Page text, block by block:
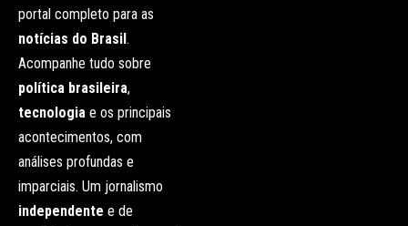
portal completo para as
notícias do Brasil .
Acompanhe tudo sobre
política brasileira,
tecnologia e os principais
acontecimentos, com
análises profundas e
imparciais. Um jornalismo
independente e de